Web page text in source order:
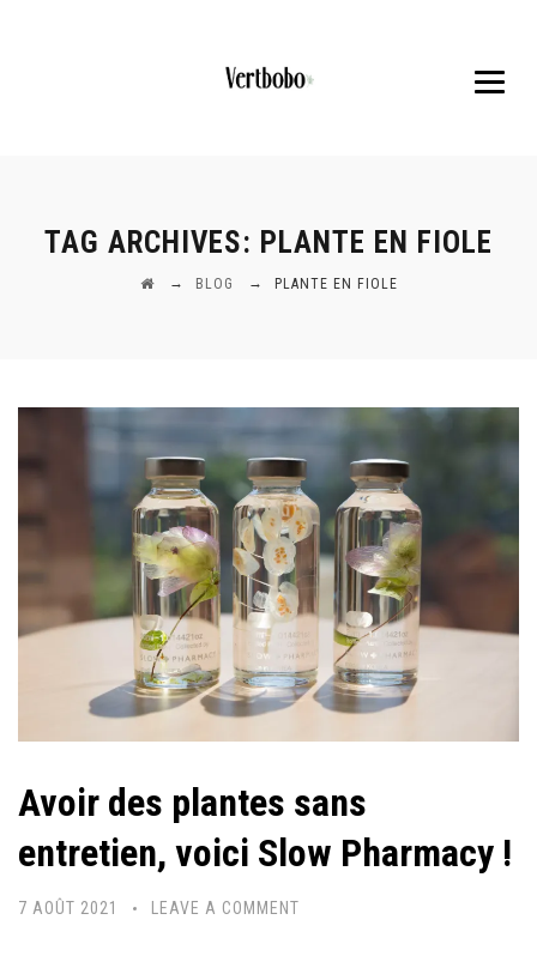
TAG ARCHIVES: PLANTE EN FIOLE
→ BLOG → PLANTE EN FIOLE
Avoir des plantes sans
entretien, voici Slow Pharmacy !
7 AOÛT 2021 LEAVE A COMMENT